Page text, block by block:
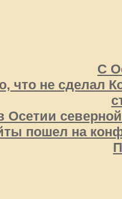
С
что не сделал
Осетии
пошел на